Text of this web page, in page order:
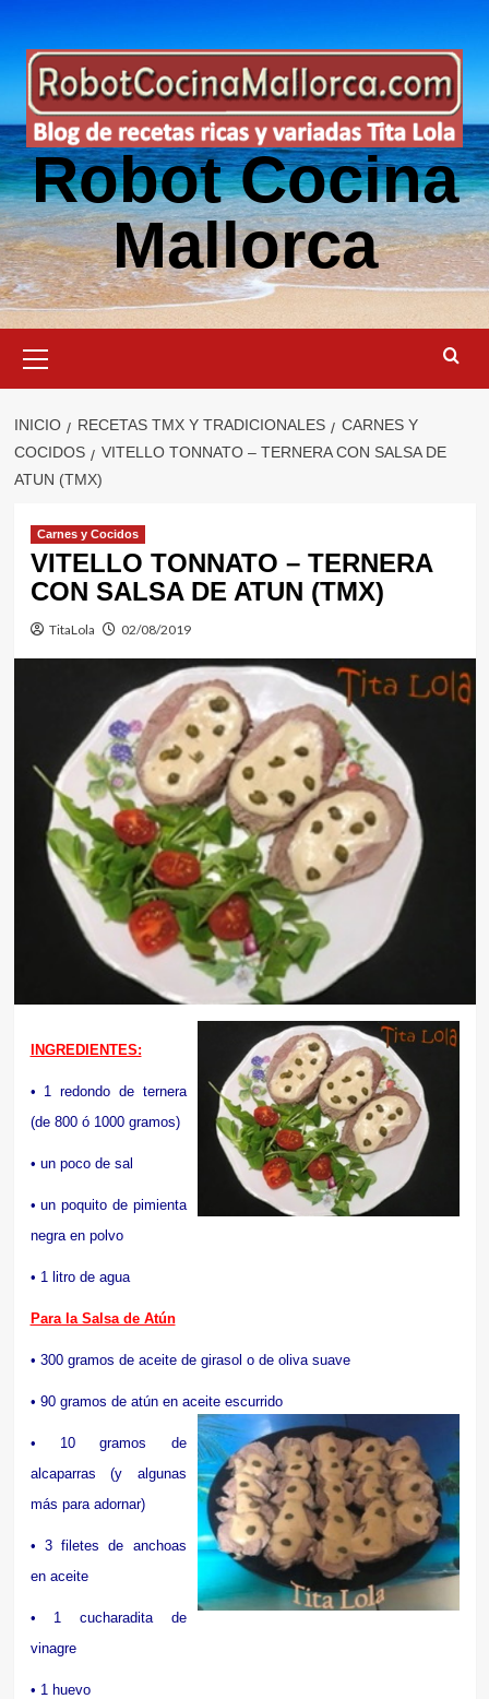
contenido
Robot Cocina
Mallorca
primario
INICIO RECETAS TMX Y TRADICIONALES
CARNES Y
COCIDOS
VITELLO TONNATO – TERNERA CON SALSA DE
ATUN (TMX)
Carnes y Cocidos
VITELLO TONNATO – TERNERA
CON SALSA DE ATUN (TMX)
TitaLola 02/08/2019
INGREDIENTES:
• 1 redondo de ternera
(de 800 ó 1000 gramos)
• un poco de sal
• un poquito de pimienta
negra en polvo
• 1 litro de agua
Para la Salsa de Atún
• 300 gramos de aceite de girasol o de oliva suave
• 90 gramos de atún en aceite escurrido
• 10 gramos de
alcaparras (y algunas
más para adornar)
• 3 filetes de anchoas
en aceite
• 1 cucharadita de
vinagre
• 1 huevo